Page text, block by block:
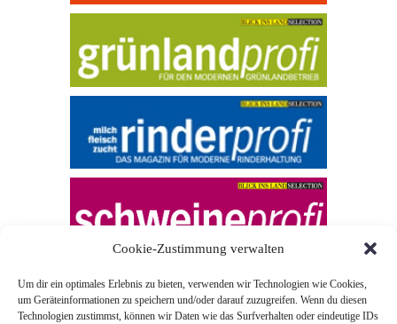
Cookie-Zustimmung verwalten
Um dir ein optimales Erlebnis zu bieten, verwenden wir Technologien wie Cookies,
um Geräteinformationen zu speichern und/oder darauf zuzugreifen. Wenn du diesen
Technologien zustimmst, können wir Daten wie das Surfverhalten oder eindeutige IDs